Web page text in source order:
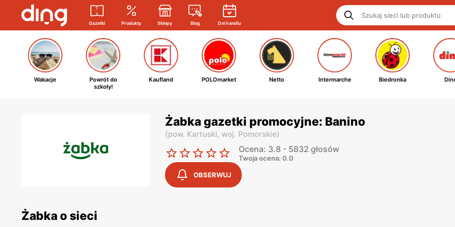
Gazetki Produkty Sklepy Blog Dni handlu
Wakacje
Powrót do
szkoły!
Kaufland POLOmarket Netto Intermarche Biedronka
Żabka gazetki promocyjne: Banino
(pow. Kartuski, woj. Pomorskie)
Ocena: 3.8 - 5832 głosów
Twoja ocena: 0.0
OBSERWUJ
Żabka o sieci